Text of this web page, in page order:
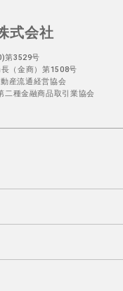
式会社
第3529号
（金商）第1508号
産流通経営協会
種金融商品取引業協会